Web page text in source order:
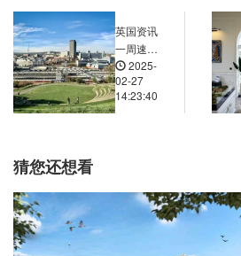
Road, 剑桥, CB24 5HG, 英国
Road, 12 Water Lane, 剑桥, CB24 3AL, 英国
Road, 1 Cambridge Road, 剑桥, CB24 3BG, 英国
33 High Street, 剑桥, CB24 5ES, 英国
英国资讯
一周速
览：英国
通胀飙
升？降息
级豪宅租
赁市场，
英企裁员
2025-
02-27
14:23:40
猜您还想看